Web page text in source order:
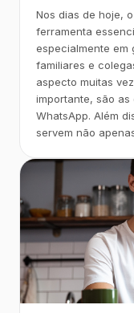
Nos dias de hoje,
ferramenta
especialmente em
familiares e
aspecto muitas
importante, são
WhatsApp. Além
servem não